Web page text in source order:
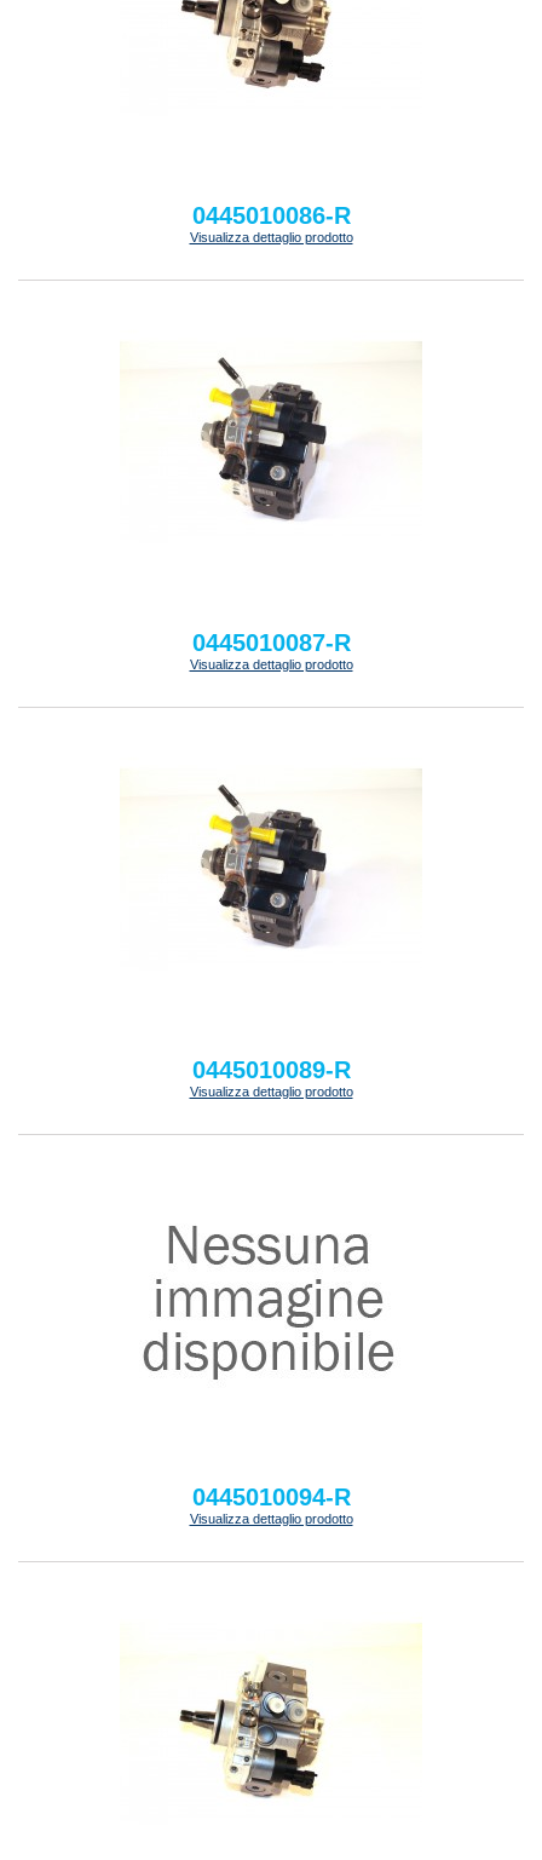
0445010086-R
Visualizza dettaglio prodotto
0445010087-R
Visualizza dettaglio prodotto
0445010089-R
Visualizza dettaglio prodotto
0445010094-R
Visualizza dettaglio prodotto